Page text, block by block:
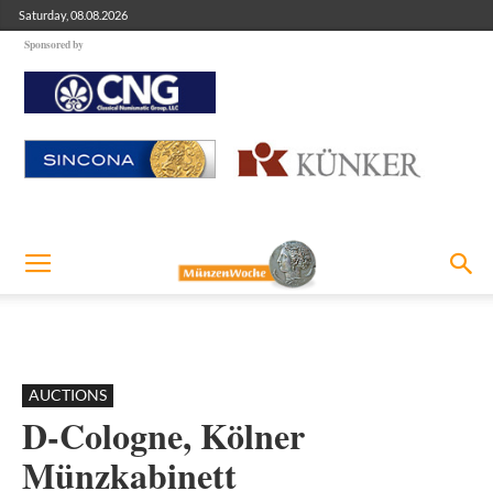
Saturday, 08.08.2026
Sponsored by
AUCTIONS
D-Cologne, Kölner
Münzkabinett